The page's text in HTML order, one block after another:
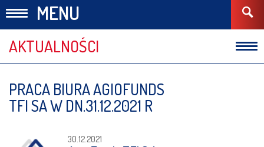
MENU
AKTUALNOŚCI
Komentarze
PRACA BIURA AGIOFUNDS
TFI SA W DN.31.12.2021 R
30.12.2021